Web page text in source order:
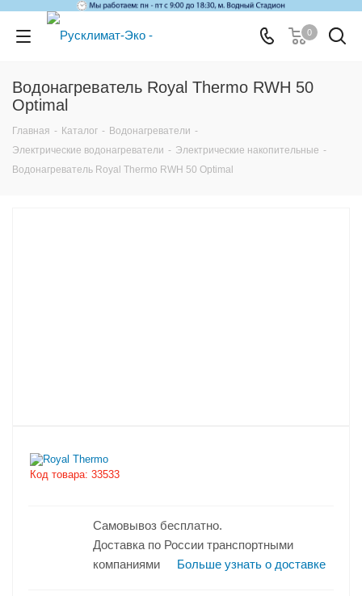
0
Водонагреватель Royal Thermo RWH 50
Optimal
Главная - Каталог - Водонагреватели -
Электрические водонагреватели - Электрические накопительные -
Водонагреватель Royal Thermo RWH 50 Optimal
Код товара: 33533
Самовывоз бесплатно.
Доставка по России транспортными
компаниями
Больше узнать о доставке